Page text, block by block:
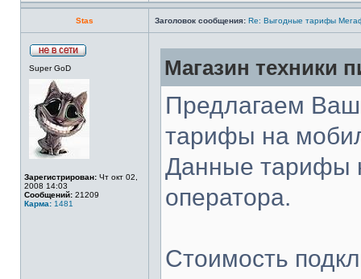
Stas Заголовок сообщения: Re: Выгодные тарифы
Super GoD
Зарегистрирован: Чт окт 02,
2008 14:03
Сообщений: 21209
Карма: 1481
Магазин техники
Предлагаем
тарифы на
Данные тарифы
оператора.
Стоимость